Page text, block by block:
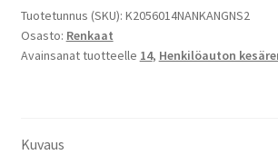
NS-
2
Ultra
Tuotetunnus (SKU): K2056014NANKANGNS2
Osasto: Renkaat
Avainsanat tuotteelle 14, Henkilöauton
Kuvaus